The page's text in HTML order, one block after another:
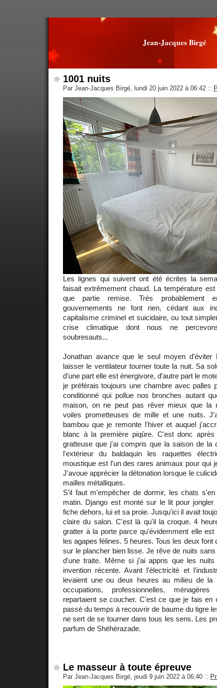
Jean-Jacques Birgé
1001 nuits
Par Jean-Jacques Birgé, lundi 20 juin 2022 à 06:42 ::
Les lignes qui suivent ont été écrites la
faisait extrêmement chaud. La température
que partie remise. Très probablement
gouvernements ne font rien, cédant aux
capitalisme criminel et suicidaire, ou tout
crise climatique dont nous ne
soubresauts...
Jonathan avance que le seul moyen d'éviter
laisser le ventilateur tourner toute la nuit. Sa
d'une part elle est énergivore, d'autre part le
je préférais toujours une chambre avec palles
conditionné qui pollue nos bronches autant
maison, on ne peut pas rêver mieux que la
voiles prometteuses de mille et une nuits.
bambou que je remonte l'hiver et auquel
blanc à la première piqûre. C'est donc
gratteuse que j'ai compris que la saison de la
l'extérieur du baldaquin les raquettes
moustique est l'un des rares animaux pour qui
J'avoue apprécier la détonation lorsque le
mailles métalliques.
S'il faut m'empêcher de dormir, les chats
matin. Django est monté sur le lit pour
fiche dehors, lui et sa proie. Jusqu'ici il avait
claire du salon. C'est là qu'il la croque. 4
gratter à la porte parce qu'évidemment elle
les agapes félines. 5 heures. Tous les deux
sur le plancher bien lisse. Je rêve de nuits
d'une traite. Même si j'ai appris que les nuits
invention récente. Avant l'électricité et
levaient une ou deux heures au milieu de la
occupations, professionnelles,
repartaient se coucher. C'est ce que je fais en
passé du temps à recouvrir de baume du tigre
ne sert de se tourner dans tous les sens. Les
parfum de Shéhérazade.
Le masseur à toute épreuve
Par Jean-Jacques Birgé, jeudi 9 juin 2022 à 06:40 ::